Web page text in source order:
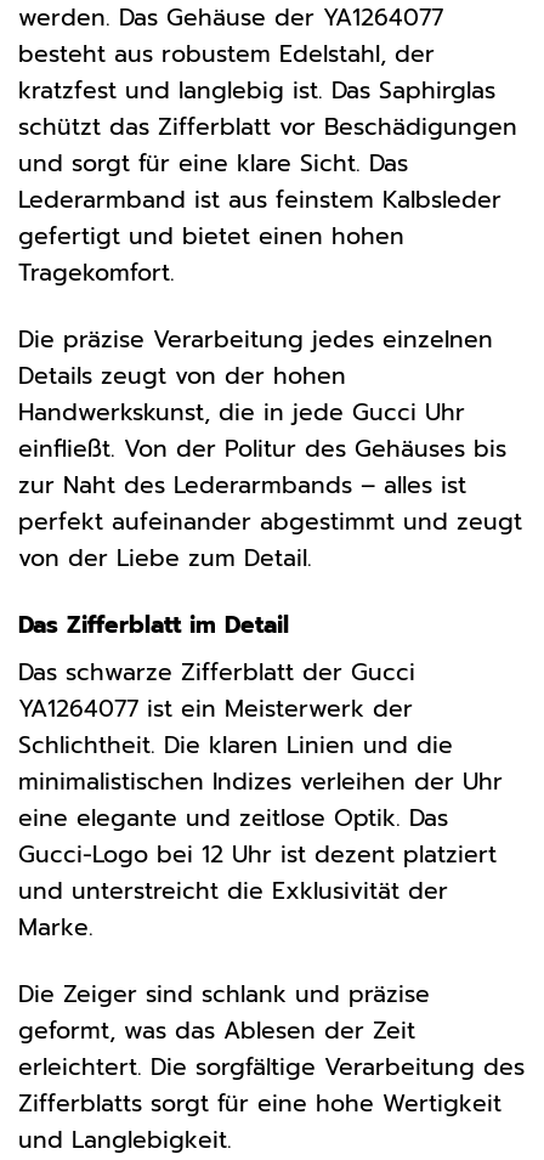
werden. Das Gehäuse der YA1264077
besteht aus robustem Edelstahl, der
kratzfest und langlebig ist. Das Saphirglas
schützt das Zifferblatt vor Beschädigungen
und sorgt für eine klare Sicht. Das
Lederarmband ist aus feinstem Kalbsleder
gefertigt und bietet einen hohen
Tragekomfort.
Die präzise Verarbeitung jedes einzelnen
Details zeugt von der hohen
Handwerkskunst, die in jede Gucci Uhr
einfließt. Von der Politur des Gehäuses bis
zur Naht des Lederarmbands – alles ist
perfekt aufeinander abgestimmt und zeugt
von der Liebe zum Detail.
Das Zifferblatt im Detail
Das schwarze Zifferblatt der Gucci
YA1264077 ist ein Meisterwerk der
Schlichtheit. Die klaren Linien und die
minimalistischen Indizes verleihen der Uhr
eine elegante und zeitlose Optik. Das
Gucci-Logo bei 12 Uhr ist dezent platziert
und unterstreicht die Exklusivität der
Marke.
Die Zeiger sind schlank und präzise
geformt, was das Ablesen der Zeit
erleichtert. Die sorgfältige Verarbeitung des
Zifferblatts sorgt für eine hohe Wertigkeit
und Langlebigkeit.